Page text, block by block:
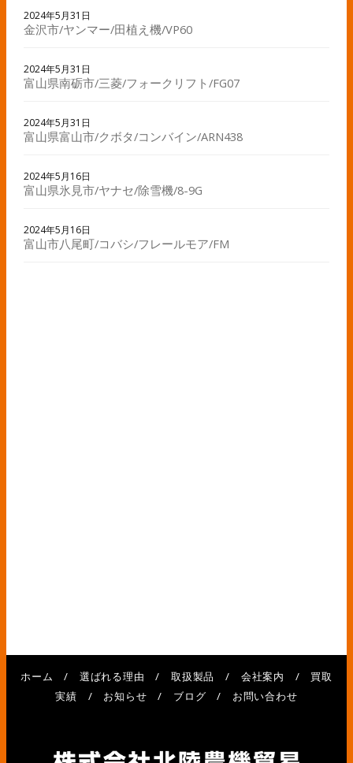
2024年5月31日
金沢市/ヤンマー/田植え機/VP60
2024年5月31日
富山県南砺市/三菱/フォークリフト/FG07
2024年5月31日
富山県富山市/クボタ/コンバイン/ARN438
2024年5月16日
富山県氷見市/ヤナセ/除雪機/8-9G
2024年5月16日
富山市八尾町/コバシ/フレールモア/FM
ホーム / 選ばれる理由 /取扱製品 / 会社案内 / 買取
実績 / お知らせ / ブログ / お問い合わせ